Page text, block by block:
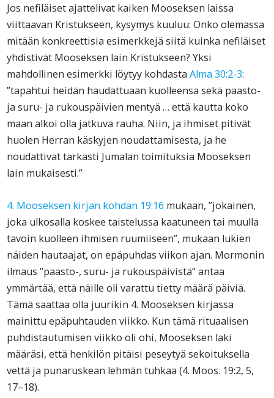
Jos nefiläiset ajattelivat kaiken Mooseksen laissa
viittaavan Kristukseen, kysymys kuuluu: Onko olemassa
mitään konkreettisia esimerkkejä siitä kuinka nefiläiset
yhdistivät Mooseksen lain Kristukseen? Yksi
mahdollinen esimerkki löytyy kohdastaAlma 30:2-3:
”tapahtui heidän haudattuaan kuolleensa sekä paasto-
ja suru- ja rukouspäivien mentyä … että kautta koko
maan alkoi olla jatkuva rauha. Niin, ja ihmiset pitivät
huolen Herran käskyjen noudattamisesta, ja he
noudattivat tarkasti Jumalan toimituksia Mooseksen
lain mukaisesti.”
4. Mooseksen kirjan kohdan 19:16 mukaan, ”jokainen,
joka ulkosalla koskee taistelussa kaatuneen tai muulla
tavoin kuolleen ihmisen ruumiiseen”, mukaan lukien
näiden hautaajat, on epäpuhdas viikon ajan. Mormonin
ilmaus ”paasto-, suru- ja rukouspäivistä” antaa
ymmärtää, että näille oli varattu tietty määrä päiviä.
Tämä saattaa olla juurikin 4. Mooseksen kirjassa
mainittu epäpuhtauden viikko. Kun tämä rituaalisen
puhdistautumisen viikko oli ohi, Mooseksen laki
määräsi, että henkilön pitäisi peseytyä sekoituksella
vettä ja punaruskean lehmän tuhkaa (4. Moos. 19:2, 5,
17–18).